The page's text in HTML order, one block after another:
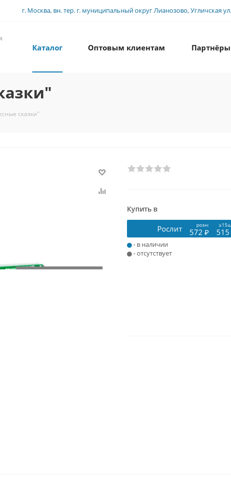
г. Москва, вн. тер. г. муниципальный округ Лианозово, Угличская
Каталог Оптовым клиентам Партнёры
сказки"
Купить в
Рослит розн:
572 ₽ 515
- в наличии
- отсутствует